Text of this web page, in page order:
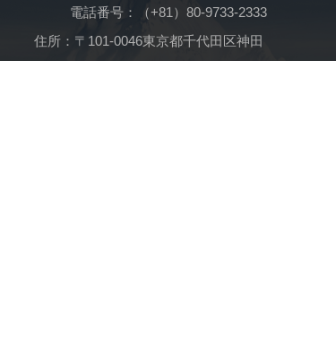
電話番号：（+81）80-9733-2333
住所：〒101-0046東京都千代田区神田